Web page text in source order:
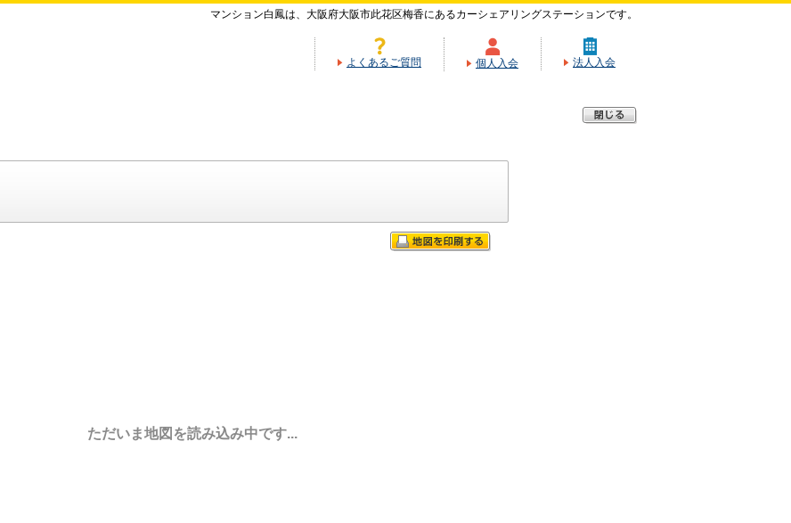
マンション白鳳は、大阪府大阪市此花区梅香にあるカーシェアリングステーションです。
よくあるご質問 個人入会 法人入会
ただいま地図を読み込み中です...